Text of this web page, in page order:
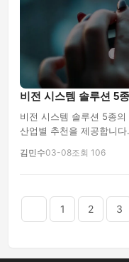
비전 시스템 솔루션 5
비전 시스템 솔루션 5종
산업별 추천을 제공합니
김민수03-08조회 106
1 2 3